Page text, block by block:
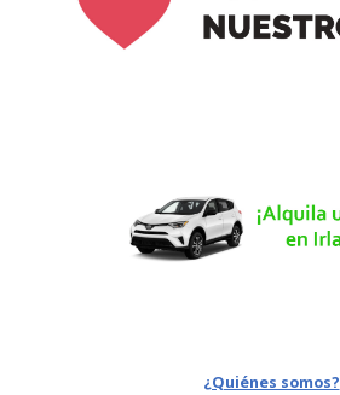
¿Quiénes somos?